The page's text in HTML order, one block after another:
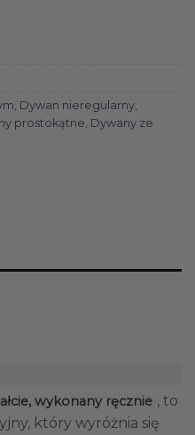
, Dywan nieregularny,
prostokątne, Dywany ze
wykonany ręcznie , to
który wyróżnia się